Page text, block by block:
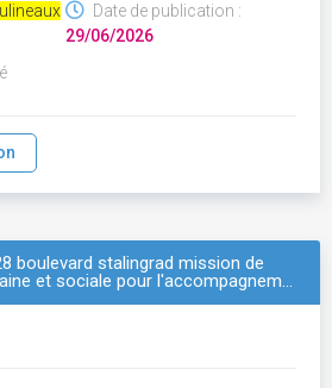
Date de publication :
29/06/2026
boulevard stalingrad mission de
et sociale pour l'accompagnem…